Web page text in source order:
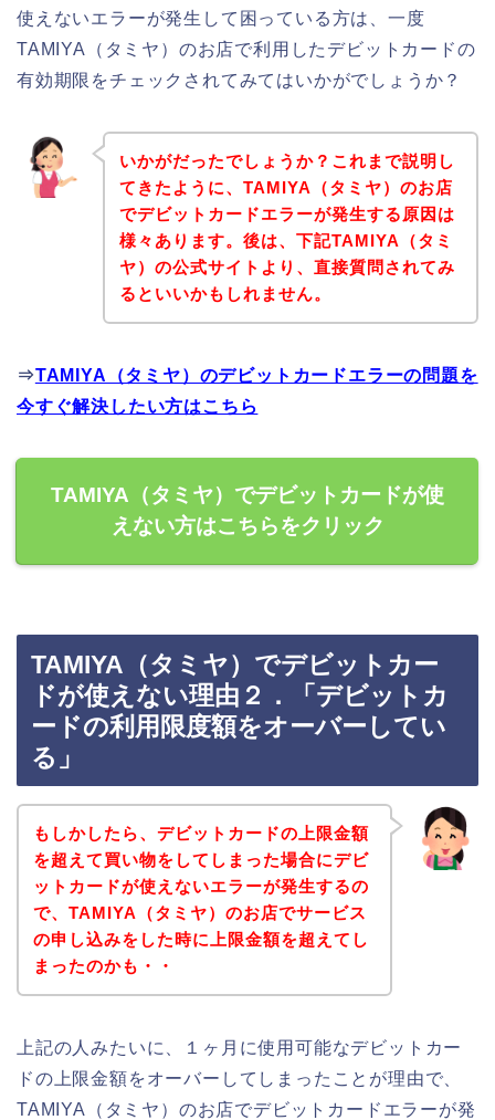
使えないエラーが発生して困っている方は、一度
TAMIYA（タミヤ）のお店で利用したデビットカードの
有効期限をチェックされてみてはいかがでしょうか？
いかがだったでしょうか？これまで説明し
てきたように、TAMIYA（タミヤ）のお店
でデビットカードエラーが発生する原因は
様々あります。後は、下記TAMIYA（タミ
ヤ）の公式サイトより、直接質問されてみ
るといいかもしれません。
⇒TAMIYA（タミヤ）のデビットカードエラーの問題を
今すぐ解決したい方はこちら
TAMIYA（タミヤ）でデビットカードが使
えない方はこちらをクリック
TAMIYA（タミヤ）でデビットカー
ドが使えない理由２．「デビットカ
ードの利用限度額をオーバーしてい
る」
もしかしたら、デビットカードの上限金額
を超えて買い物をしてしまった場合にデビ
ットカードが使えないエラーが発生するの
で、TAMIYA（タミヤ）のお店でサービス
の申し込みをした時に上限金額を超えてし
まったのかも・・
上記の人みたいに、１ヶ月に使用可能なデビットカー
ドの上限金額をオーバーしてしまったことが理由で、
TAMIYA（タミヤ）のお店でデビットカードエラーが発